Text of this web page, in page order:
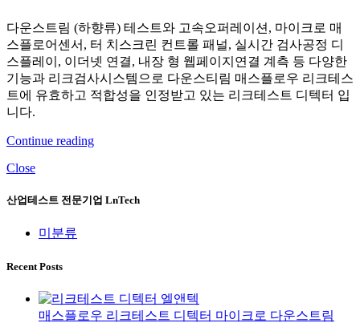
다운스트림 (하향류) 테스트와 고속오퍼레이션, 마이크로 매
스플로어센서, 터 치스크린 컨트롤 패널, 실시간 검사공정 디
스플레이, 이더넷 연결, 내장 형 웹페이지연결 계측 등 다양한
기능과 리크검사시스템으로 다운스티림 매스플로우 리크테스
트에 유효하고 적합성을 인정받고 있는 리크테스트 디텍터 입
니다.
Continue reading
Close
산업테스트 전문기업 LnTech
미분류
Recent Posts
매스플로우 리크테스트 디텍터 마이크로 다운스트림